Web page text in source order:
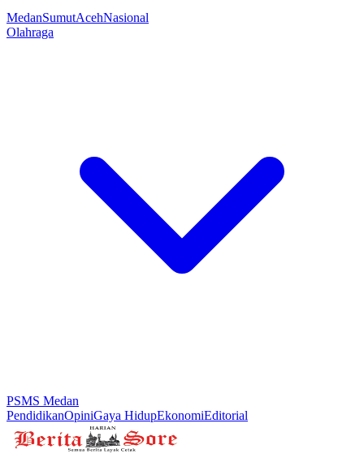
MedanSumutAcehNasional
Olahraga
PSMS Medan
PendidikanOpiniGaya HidupEkonomiEditorial